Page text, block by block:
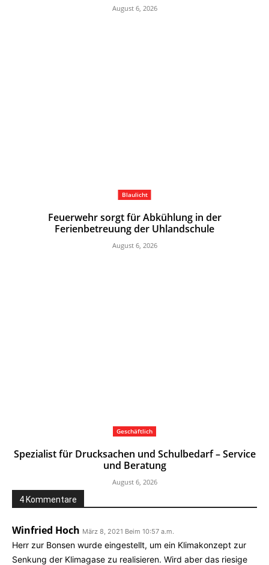
August 6, 2026
Blaulicht
Feuerwehr sorgt für Abkühlung in der
Ferienbetreuung der Uhlandschule
August 6, 2026
Geschäftlich
Spezialist für Drucksachen und Schulbedarf – Service
und Beratung
August 6, 2026
4 Kommentare
Winfried Hoch März 8, 2021 Beim 10:57 a.m.
Herr zur Bonsen wurde eingestellt, um ein Klimakonzept zur
Senkung der Klimagase zu realisieren. Wird aber das riesige